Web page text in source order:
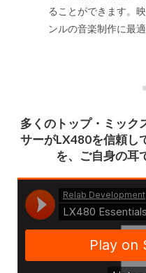
ることができます。
ンルの音楽制作に最適
多くのトップ・ミック
サーがLX480を信頼し
を、ご自身の耳